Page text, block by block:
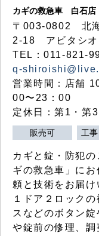
カギの救急車 白石店
〒003-0802 北海
2-18 アビタシオ
TEL：011-821-
q-
営業時間：店舗
00〜23：00
定休日：第1・第
販売可 工
カギと錠・防犯
ギの救急車」に
頼と技術をお届け
１ドア２ロック
スなどのボタン
や錠前の修理、